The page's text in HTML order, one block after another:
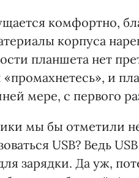
комфортно,
корпуса
планшета нет
и
мере, с первого
мы бы отметили
USB? Ведь
зарядки. Да уж,